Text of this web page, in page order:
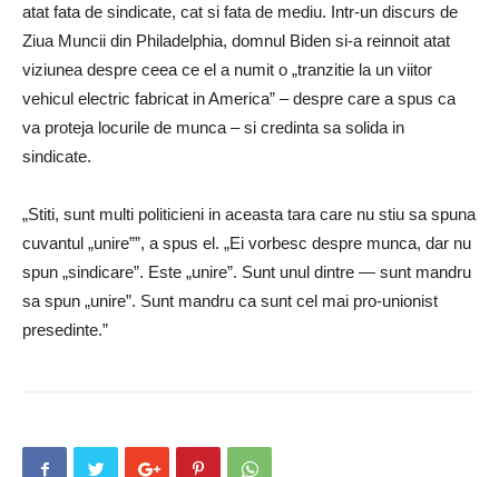
atat fata de sindicate, cat si fata de mediu. Intr-un discurs de
Ziua Muncii din Philadelphia, domnul Biden si-a reinnoit atat
viziunea despre ceea ce el a numit o „tranzitie la un viitor
vehicul electric fabricat in America” – despre care a spus ca
va proteja locurile de munca – si credinta sa solida in
sindicate.
„Stiti, sunt multi politicieni in aceasta tara care nu stiu sa spuna
cuvantul „unire””, a spus el. „Ei vorbesc despre munca, dar nu
spun „sindicare”. Este „unire”. Sunt unul dintre — sunt mandru
sa spun „unire”. Sunt mandru ca sunt cel mai pro-unionist
presedinte.”